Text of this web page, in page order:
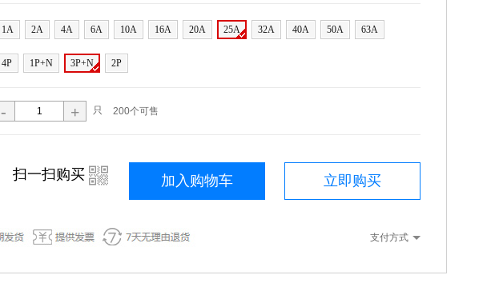
1A 2A 4A 6A 10A 16A 20A 25A 32A 40A 50A 63A
4P 1P+N 3P+N 2P
- + 只 200个可售
立即购买
加入购物车
扫一扫购买 i
支付方式